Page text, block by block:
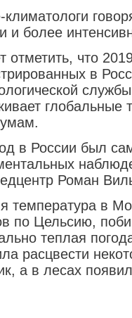
и более
отметить, что
в
в России был
Роман
температура в
по Цельсию,
теплая
расцвести
а в лесах